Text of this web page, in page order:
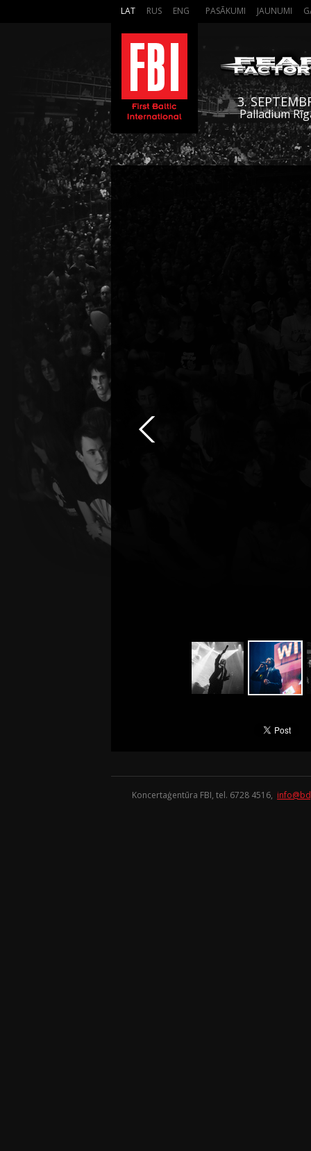
LAT RUS ENG PASĀKUMI JAUNUMI
3.
Palladium
Koncertaģentūra FBI, tel. 6728 4516,